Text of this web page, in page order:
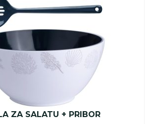
ZA SALATU + PRIBOR